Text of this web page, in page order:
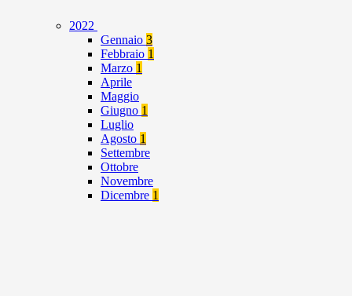
2022
Gennaio 3
Febbraio 1
Marzo 1
Aprile
Maggio
Giugno 1
Luglio
Agosto 1
Settembre
Ottobre
Novembre
Dicembre 1